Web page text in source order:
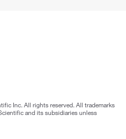
Inc. All rights reserved. All trademarks
and its subsidiaries unless